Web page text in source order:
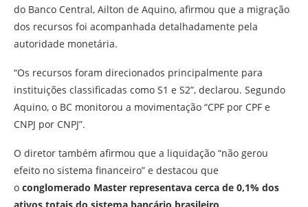
do Banco Central, Ailton de Aquino, afirmou que a migração
dos recursos foi acompanhada detalhadamente pela
autoridade monetária.
“Os recursos foram direcionados principalmente para
instituições classificadas como S1 e S2”, declarou. Segundo
Aquino, o BC monitorou a movimentação “CPF por CPF e
CNPJ por CNPJ”.
O diretor também afirmou que a liquidação “não gerou
efeito no sistema financeiro” e destacou que
o conglomerado Master representava cerca de 0,1% dos